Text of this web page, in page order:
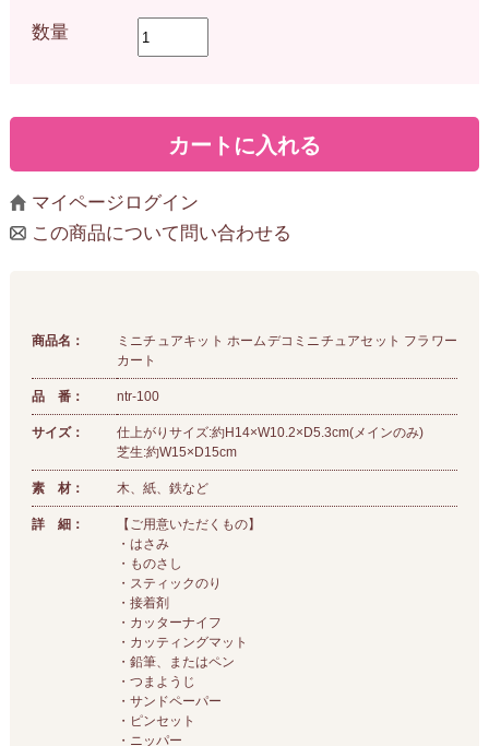
数量
マイページログイン
この商品について問い合わせる
商品名：
ミニチュアキット ホームデコミニチュアセット フラワー
カート
品 番： ntr-100
サイズ：
仕上がりサイズ:約H14×W10.2×D5.3cm(メインのみ)
芝生:約W15×D15cm
素 材： 木、紙、鉄など
詳 細：
【ご用意いただくもの】
・はさみ
・ものさし
・スティックのり
・接着剤
・カッターナイフ
・カッティングマット
・鉛筆、またはペン
・つまようじ
・サンドペーパー
・ピンセット
・ニッパー